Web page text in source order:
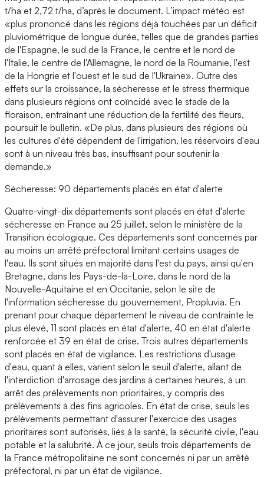
t/ha et 2,72 t/ha, d’après le document. L’impact météo est
«plus prononcé dans les régions déjà touchées par un déficit
pluviométrique de longue durée, telles que de grandes parties
de l'Espagne, le sud de la France, le centre et le nord de
l'Italie, le centre de l'Allemagne, le nord de la Roumanie, l'est
de la Hongrie et l'ouest et le sud de l'Ukraine». Outre des
effets sur la croissance, la sécheresse et le stress thermique
dans plusieurs régions ont coïncidé avec le stade de la
floraison, entraînant une réduction de la fertilité des fleurs,
poursuit le bulletin. «De plus, dans plusieurs des régions où
les cultures d'été dépendent de l'irrigation, les réservoirs d'eau
sont à un niveau très bas, insuffisant pour soutenir la
demande.»
Sécheresse: 90 départements placés en état d'alerte
Quatre-vingt-dix départements sont placés en état d'alerte
sécheresse en France au 25 juillet, selon le ministère de la
Transition écologique. Ces départements sont concernés par
au moins un arrêté préfectoral limitant certains usages de
l'eau. Ils sont situés en majorité dans l'est du pays, ainsi qu'en
Bretagne, dans les Pays-de-la-Loire, dans le nord de la
Nouvelle-Aquitaine et en Occitanie, selon le site de
l'information sécheresse du gouvernement, Propluvia. En
prenant pour chaque département le niveau de contrainte le
plus élevé, 11 sont placés en état d'alerte, 40 en état d'alerte
renforcée et 39 en état de crise. Trois autres départements
sont placés en état de vigilance. Les restrictions d'usage
d'eau, quant à elles, varient selon le seuil d'alerte, allant de
l'interdiction d'arrosage des jardins à certaines heures, à un
arrêt des prélèvements non prioritaires, y compris des
prélèvements à des fins agricoles. En état de crise, seuls les
prélèvements permettant d'assurer l'exercice des usages
prioritaires sont autorisés, liés à la santé, la sécurité civile, l'eau
potable et la salubrité. À ce jour, seuls trois départements de
la France métropolitaine ne sont concernés ni par un arrêté
préfectoral, ni par un état de vigilance.